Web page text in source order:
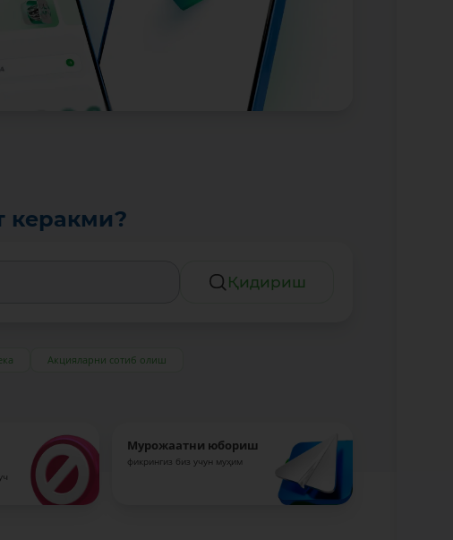
керакми?
Қидириш
Акцияларни сотиб олиш
Мурожаатни юбориш
фикрингиз биз учун муҳим